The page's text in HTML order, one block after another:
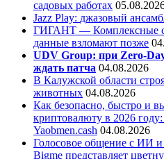
садовых работах
Jazz Play: джазовый
ГИГАНТ — Комплексные
данные взломают позже
UDV Group: при Zero-
ждать патча 04.08.2026
В Калужской области
животных 04.08.2026
Как безопасно, быстро и
криптовалюту в 2026
Yaobmen.cash 04.08.2026
Голосовое общение с ИИ и
Bigme представляет